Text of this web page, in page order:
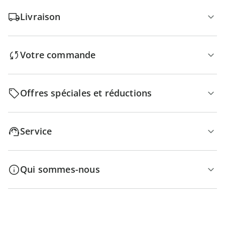
Livraison
Votre commande
Offres spéciales et réductions
Service
Qui sommes-nous